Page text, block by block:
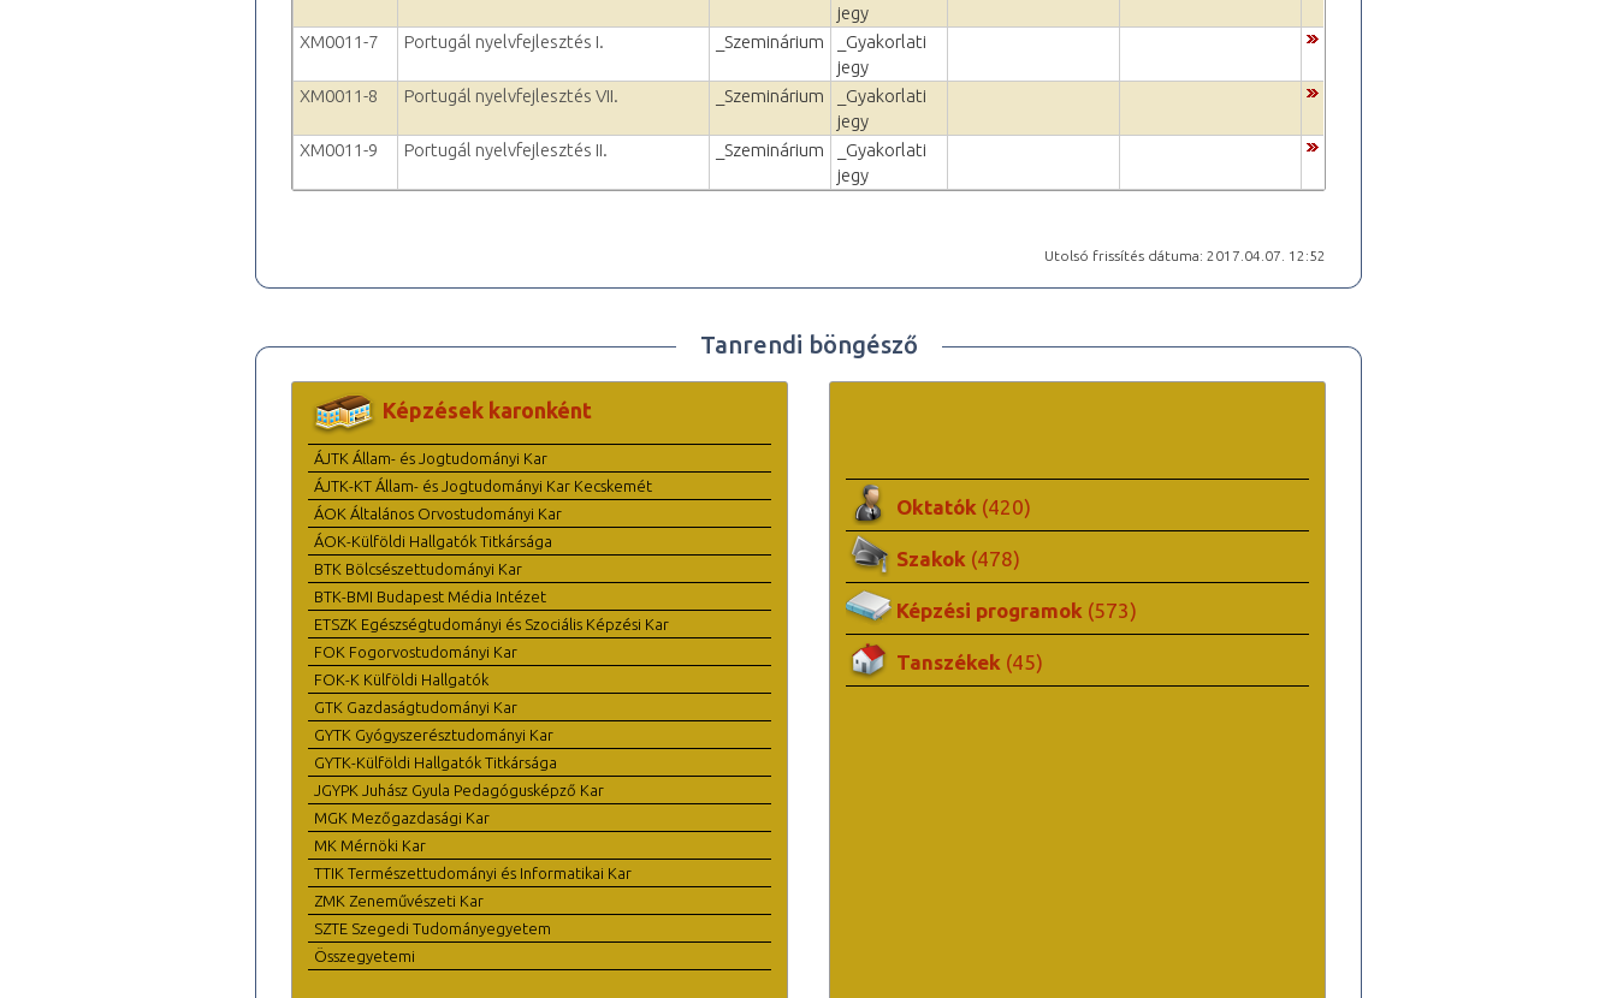
jegy
XM0011-7
Portugál nyelvfejlesztés I. _Szeminárium
_Gyakorlati
jegy
XM0011-8
Portugál nyelvfejlesztés VII. _Szeminárium
_Gyakorlati
jegy
XM0011-9
Portugál nyelvfejlesztés II. _Szeminárium
_Gyakorlati
jegy
Utolsó frissítés dátuma: 2017.04.07. 12:52
Tanrendi böngésző
Képzések karonként
ÁJTK Állam- és Jogtudományi Kar
ÁJTK-KT Állam- és Jogtudományi Kar Kecskemét
ÁOK Általános Orvostudományi Kar
ÁOK-Külföldi Hallgatók Titkársága
BTK Bölcsészettudományi Kar
BTK-BMI Budapest Média Intézet
ETSZK Egészségtudományi és Szociális Képzési Kar
FOK Fogorvostudományi Kar
FOK-K Külföldi Hallgatók
GTK Gazdaságtudományi Kar
GYTK Gyógyszerésztudományi Kar
GYTK-Külföldi Hallgatók Titkársága
JGYPK Juhász Gyula Pedagógusképző Kar
MGK Mezőgazdasági Kar
MK Mérnöki Kar
TTIK Természettudományi és Informatikai Kar
ZMK Zeneművészeti Kar
SZTE Szegedi Tudományegyetem
Összegyetemi
Oktatók (420)
Szakok (478)
Képzési programok (573)
Tanszékek (45)